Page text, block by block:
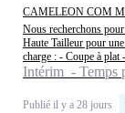
CAMELEON COM
Nous recherchons
Haute Tailleur pour
charge : - Coupe à plat
Intérim - Temps
Publié il y a 28 jours